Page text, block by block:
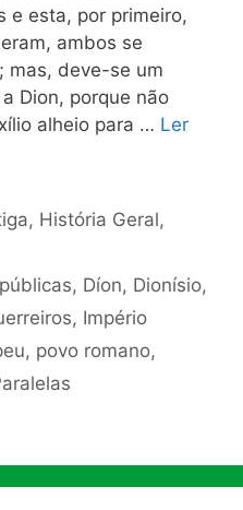
e esta, por primeiro,
ambos se
mas, deve-se um
Dion, porque não
alheio para … Ler
, História Geral,
, Díon, Dionísio,
, Império
, povo romano,